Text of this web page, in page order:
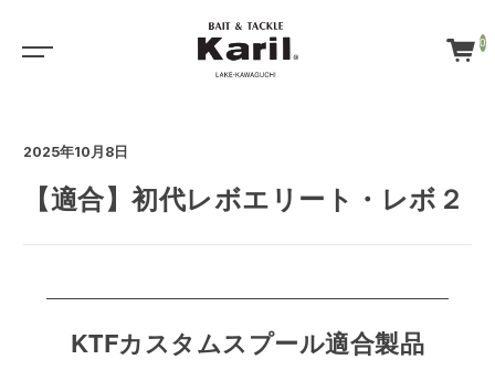
0
2025年10月8日
【適合】初代レボエリート・レボ２
KTFカスタムスプール適合製品